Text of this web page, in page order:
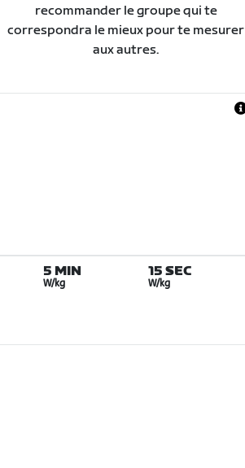
recommander le groupe qui te
correspondra le mieux pour te mesurer
aux autres.
5 MIN
W/kg
15 SEC
W/kg